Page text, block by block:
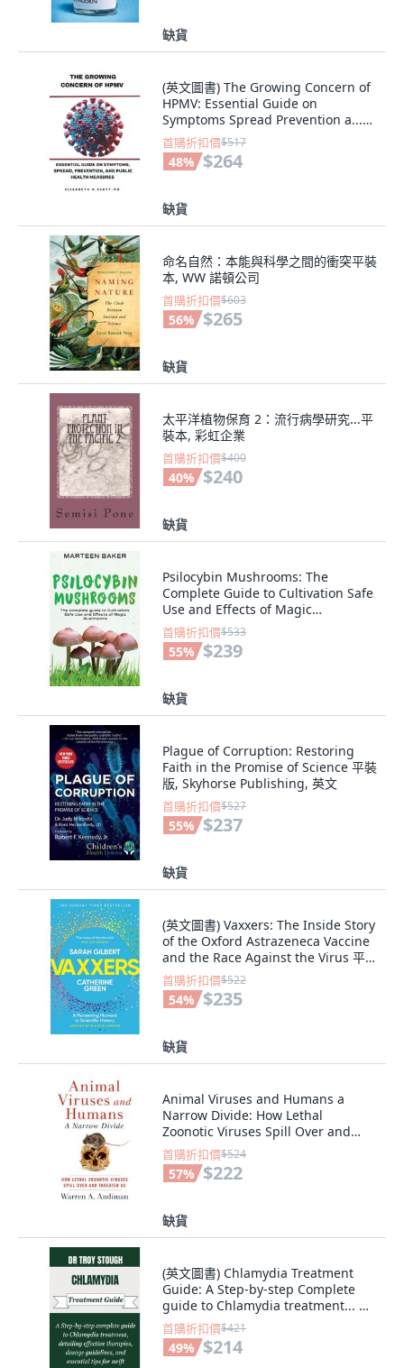
缺貨
(英文圖書) The Growing Concern of
HPMV: Essential Guide on
Symptoms Spread Prevention a...
平裝版, Independently Published,
英文
首購折扣價$517
48% $264
缺貨
命名自然：本能與科學之間的衝突平裝
本, WW 諾頓公司
首購折扣價$603
56% $265
缺貨
太平洋植物保育 2：流行病學研究...平
裝本, 彩虹企業
首購折扣價$400
40% $240
缺貨
Psilocybin Mushrooms: The
Complete Guide to Cultivation Safe
Use and Effects of Magic
Mushrooms 平裝版, Charlie
Creative Lab, 英文
首購折扣價$533
55% $239
缺貨
Plague of Corruption: Restoring
Faith in the Promise of Science 平裝
版, Skyhorse Publishing, 英文
首購折扣價$527
55% $237
缺貨
(英文圖書) Vaxxers: The Inside Story
of the Oxford Astrazeneca Vaccine
and the Race Against the Virus 平
裝版, Hodder & Stoughton, 英文
首購折扣價$522
54% $235
缺貨
Animal Viruses and Humans a
Narrow Divide: How Lethal
Zoonotic Viruses Spill Over and
Threaten Us Paperback, 保羅幹書
首購折扣價$524
57% $222
缺貨
(英文圖書) Chlamydia Treatment
Guide: A Step-by-step Complete
guide to Chlamydia treatment... 平
裝版, Independently Published, 英
文
首購折扣價$421
49% $214